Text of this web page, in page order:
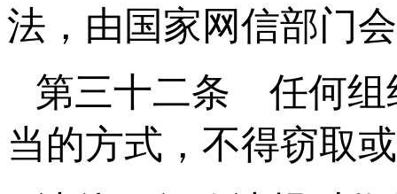
法，由国家网信部门
第三十二条 任何组
当的方式，不得窃取